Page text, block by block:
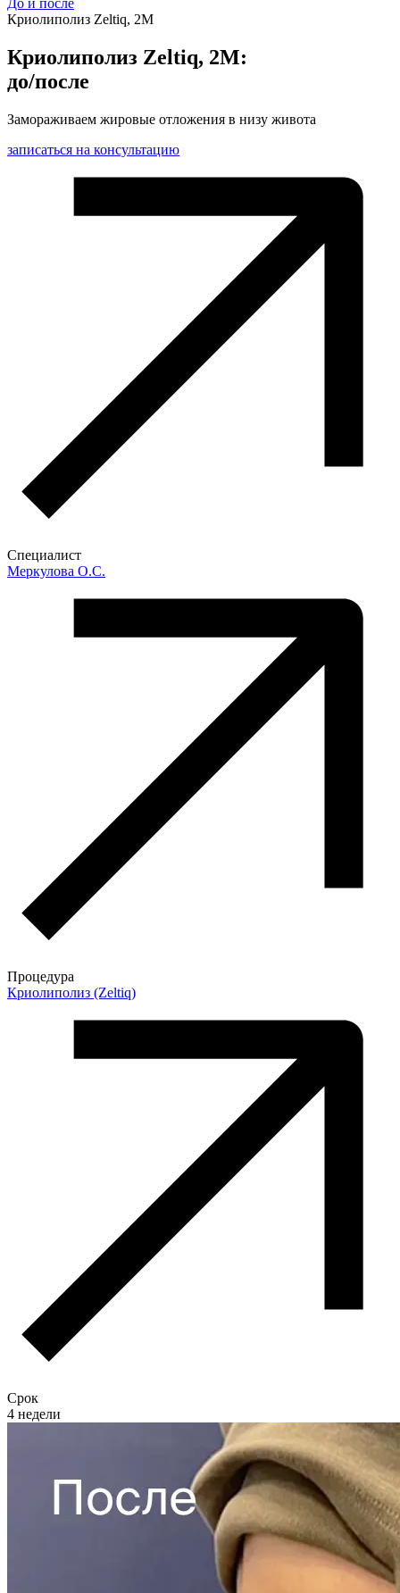
До и после
Криолиполиз Zeltiq, 2М
Криолиполиз Zeltiq, 2М:
до/после
Замораживаем жировые отложения в низу живота
записаться на консультацию
Специалист
Меркулова О.С.
Процедура
Криолиполиз (Zeltiq)
Срок
4 недели